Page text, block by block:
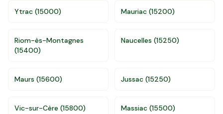
Ytrac (15000) Mauriac (15200)
Riom-ès-Montagnes
(15400)
Naucelles (15250)
Maurs (15600) Jussac (15250)
Vic-sur-Cère (15800) Massiac (15500)